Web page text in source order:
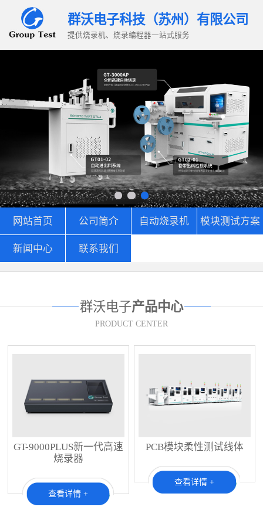
群沃电子科技（苏州）有限公司
提供烧录机、烧录编程器一站式服务
网站首页 公司简介 自动烧录机 模块测试方案
新闻中心 联系我们
群沃电子产品中心
PRODUCT CENTER
GT-9000PLUS新一代高速
烧录器
查看详情 +
PCB模块柔性测试线体
查看详情 +